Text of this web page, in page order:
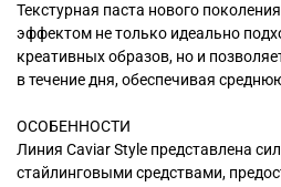
Текстурная паста нового
эффектом не только идеально
креативных образов, но и
в течение дня, обеспечивая
ОСОБЕННОСТИ
Линия Caviar Style представлена
стайлинговыми средствами,